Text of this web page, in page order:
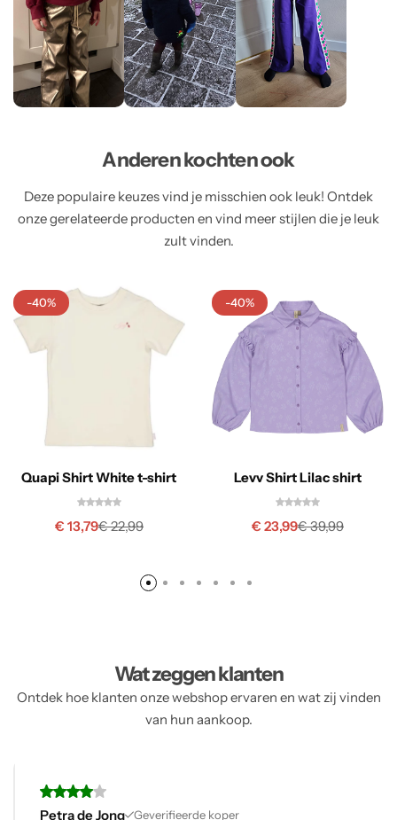
Anderen kochten ook
Deze populaire keuzes vind je misschien ook leuk! Ontdek
onze gerelateerde producten en vind meer stijlen die je leuk
zult vinden.
-40%
Quapi Shirt White t-shirt
€22,99
€ 13,79
-40%
Levv Shirt Lilac shirt
€39,99
€ 23,99
Wat zeggen klanten
Ontdek hoe klanten onze webshop ervaren en wat zij vinden
van hun aankoop.
Petra de Jong Geverifieerde koper